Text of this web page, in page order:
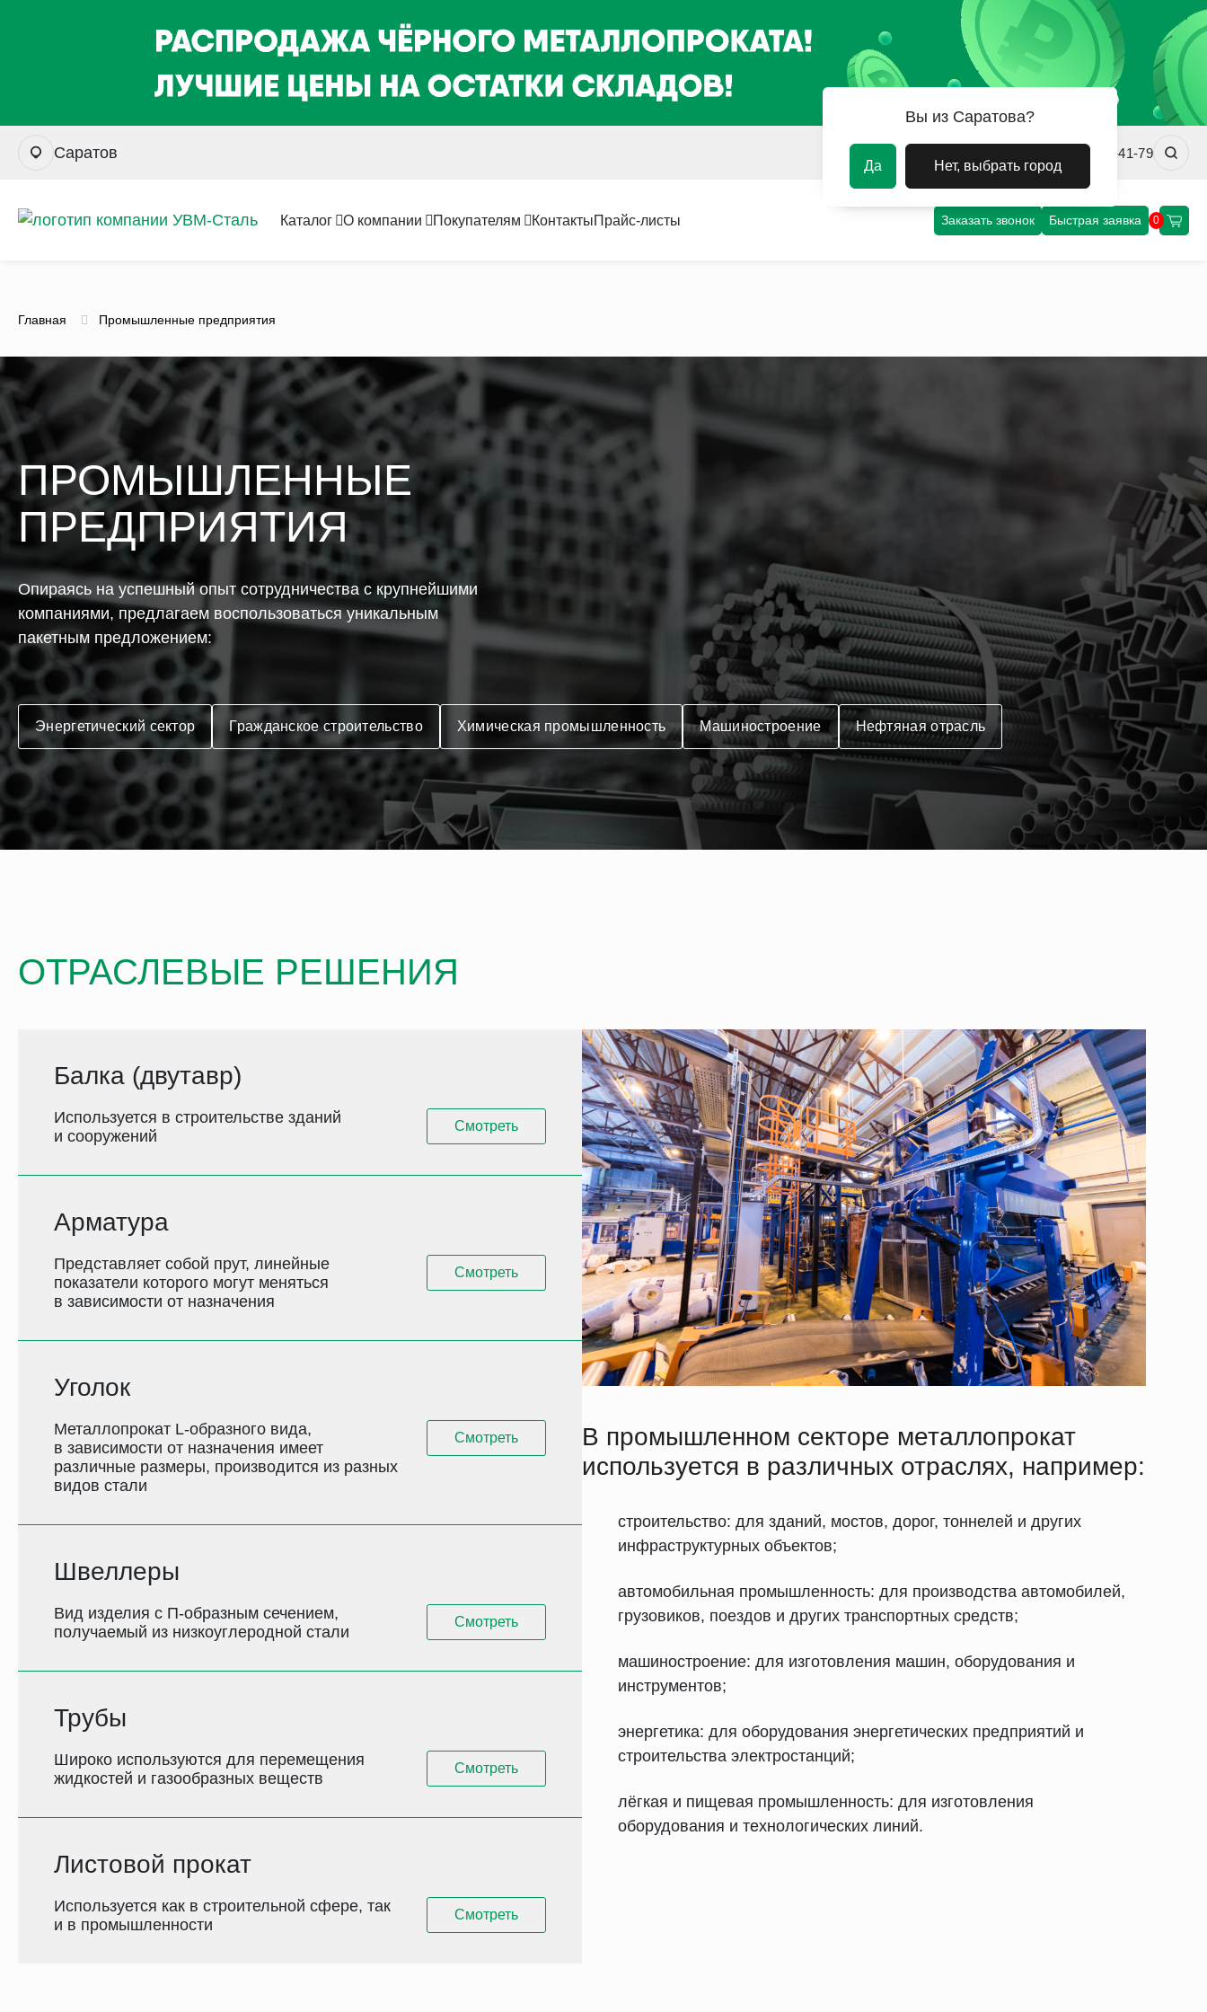
Саратов +7 (8452) 75-41-79
Каталог О компании Покупателям КонтактыПрайс-листы Заказать звонок Быстрая заявка 0
Главная Промышленные предприятия
ПРОМЫШЛЕННЫЕ
ПРЕДПРИЯТИЯ
Опираясь на успешный опыт сотрудничества с крупнейшими
компаниями, предлагаем воспользоваться уникальным
пакетным предложением:
Энергетический сектор Гражданское строительство Химическая промышленность Машиностроение Нефтяная отрасль
ОТРАСЛЕВЫЕ РЕШЕНИЯ
Балка (двутавр)
Используется в строительстве зданий
и сооружений
Смотреть
Арматура
Представляет собой прут, линейные
показатели которого могут меняться
в зависимости от назначения
Смотреть
Уголок
Металлопрокат L-образного вида,
в зависимости от назначения имеет
различные размеры, производится из разных
видов стали
Смотреть
Швеллеры
Вид изделия с П-образным сечением,
получаемый из низкоуглеродной стали
Смотреть
Трубы
Широко используются для перемещения
жидкостей и газообразных веществ
Смотреть
Листовой прокат
Используется как в строительной сфере, так
и в промышленности
Смотреть
В промышленном секторе металлопрокат
используется в различных отраслях, например:
строительство: для зданий, мостов, дорог, тоннелей и других
инфраструктурных объектов;
автомобильная промышленность: для производства автомобилей,
грузовиков, поездов и других транспортных средств;
машиностроение: для изготовления машин, оборудования и
инструментов;
энергетика: для оборудования энергетических предприятий и
строительства электростанций;
лёгкая и пищевая промышленность: для изготовления
оборудования и технологических линий.
Вы из Саратова?
Да Нет, выбрать город